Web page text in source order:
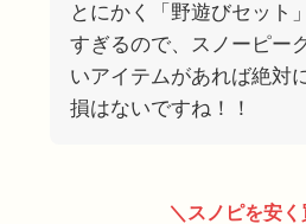
とにかく「野遊びセット
すぎるので、スノーピー
いアイテムがあれば絶対
損はないですね！！
＼スノピを安く